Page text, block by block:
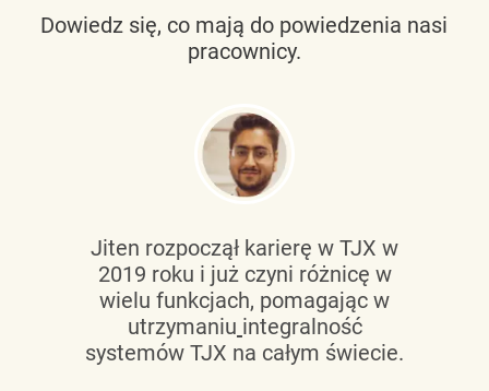
Dowiedz się, co mają do powiedzenia nasi
pracownicy.
Jiten rozpoczął karierę w TJX w
2019 roku i już czyni różnicę w
wielu funkcjach, pomagając w
utrzymaniu integralność
systemów TJX na całym świecie.